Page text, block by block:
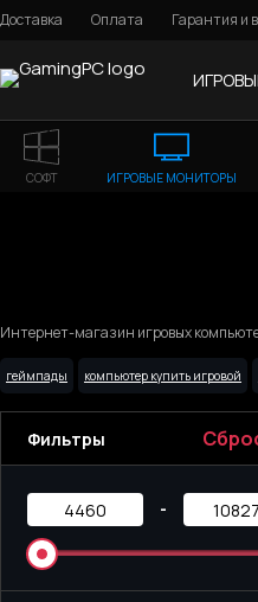
Доставка Оплата Гарантия и
СОФТ ИГРОВЫЕ МОНИТОРЫ
Интернет-магазин игровых
геймпады компьютер купить игровой
Фильтры
-